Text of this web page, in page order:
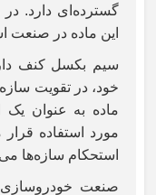
گسترده‌ای دارد. در
این ماده در صنعت
سیم بکسل کنف
خود، در تقویت
ماده به عنوان یک
مورد استفاده
استحکام سازه‌ها
صنعت